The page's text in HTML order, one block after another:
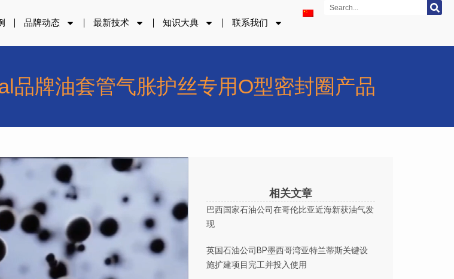
品牌动态 最新技术 知识大典 联系我们
Search
品牌油套管气胀护丝专用O型密封圈产品
相关文章
巴西国家石油公司在哥伦比亚近海新获油气发
现
英国石油公司BP墨西哥湾亚特兰蒂斯关键设
施扩建项目完工并投入使用